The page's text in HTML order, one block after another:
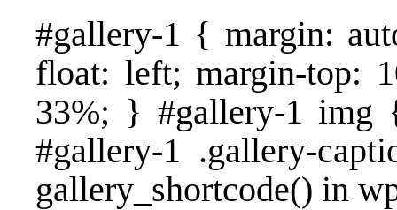
#gallery-1 { margin:
float: left; margin-top:
33%; } #gallery-1
#gallery-1 .gallery-
gallery_shortcode() in